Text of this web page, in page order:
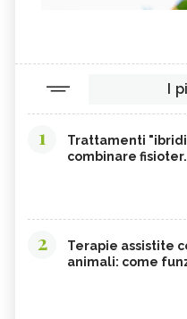
I
1
Trattamenti
combinare
2
Terapie assistite
animali: come